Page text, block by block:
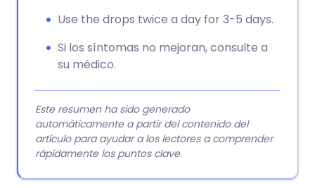
Use the drops twice a day for 3-5 days.
Si los síntomas no mejoran, consulte a
su médico.
Este resumen ha sido generado
automáticamente a partir del contenido del
artículo para ayudar a los lectores a comprender
rápidamente los puntos clave.